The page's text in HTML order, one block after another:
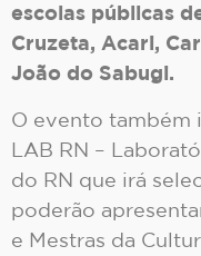
escolas públicas
Cruzeta, Acari,
João do Sabugi.
O evento também
LAB RN –
do RN que irá
poderão
e Mestras da